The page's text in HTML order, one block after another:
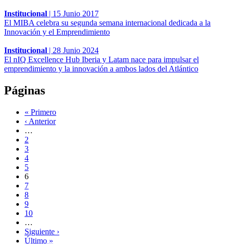
Institucional | 15 Junio 2017
El MIBA celebra su segunda semana internacional dedicada a la
Innovación y el Emprendimiento
Institucional | 28 Junio 2024
El nIQ Excellence Hub Iberia y Latam nace para impulsar el
emprendimiento y la innovación a ambos lados del Atlántico
Páginas
« Primero
‹ Anterior
…
2
3
4
5
6
7
8
9
10
…
Siguiente ›
Último »